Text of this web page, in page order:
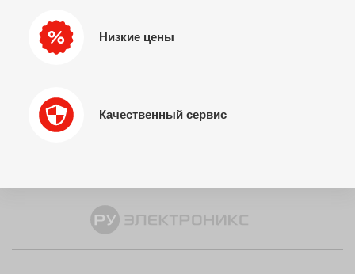
Низкие цены
Качественный сервис